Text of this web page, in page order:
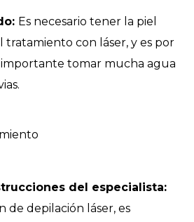
Es necesario tener la piel
tratamiento con láser, y es por
tomar mucha agua
del especialista:
de depilación láser, es